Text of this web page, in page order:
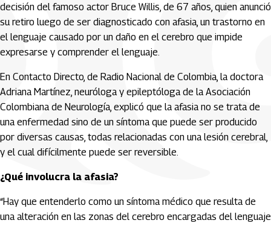
decisión del famoso actor Bruce Willis, de 67 años, quien anunció
su retiro luego de ser diagnosticado con afasia, un trastorno en
el lenguaje causado por un daño en el cerebro que impide
expresarse y comprender el lenguaje.
En Contacto Directo, de Radio Nacional de Colombia, la doctora
Adriana Martínez, neuróloga y epileptóloga de la Asociación
Colombiana de Neurología, explicó que la afasia no se trata de
una enfermedad sino de un síntoma que puede ser producido
por diversas causas, todas relacionadas con una lesión cerebral,
y el cual difícilmente puede ser reversible.
¿Qué involucra la afasia?
“Hay que entenderlo como un síntoma médico que resulta de
una alteración en las zonas del cerebro encargadas del lenguaje